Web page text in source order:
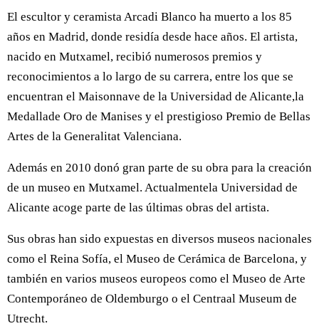
El escultor y ceramista Arcadi Blanco ha muerto a los 85
años en Madrid, donde residía desde hace años. El artista,
nacido en Mutxamel, recibió numerosos premios y
reconocimientos a lo largo de su carrera, entre los que se
encuentran el Maisonnave de la Universidad de Alicante,la
Medallade Oro de Manises y el prestigioso Premio de Bellas
Artes de la Generalitat Valenciana.
Además en 2010 donó gran parte de su obra para la creación
de un museo en Mutxamel. Actualmentela Universidad de
Alicante acoge parte de las últimas obras del artista.
Sus obras han sido expuestas en diversos museos nacionales
como el Reina Sofía, el Museo de Cerámica de Barcelona, y
también en varios museos europeos como el Museo de Arte
Contemporáneo de Oldemburgo o el Centraal Museum de
Utrecht.